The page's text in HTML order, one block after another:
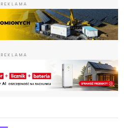
REKLAMA
REKLAMA